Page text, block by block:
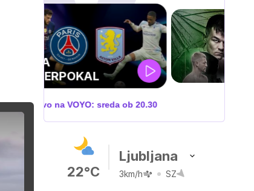
ZUFFA BOXING 10
V živo na VOYO: sobota ob
22°C
Ljubljana
3km/h SZ